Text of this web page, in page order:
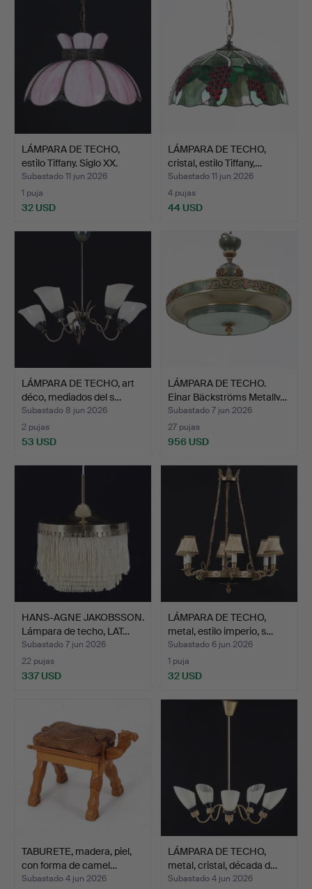
LÁMPARA DE TECHO,
estilo Tiffany. Siglo XX.
Subastado 11 jun 2026
1 puja
32 USD
LÁMPARA DE TECHO,
cristal, estilo Tiffany,…
Subastado 11 jun 2026
4 pujas
44 USD
LÁMPARA DE TECHO, art
déco, mediados del s…
Subastado 8 jun 2026
2 pujas
53 USD
LÁMPARA DE TECHO.
Einar Bäckströms Metallv…
Subastado 7 jun 2026
27 pujas
956 USD
HANS-AGNE JAKOBSSON.
Lámpara de techo, LAT…
Subastado 7 jun 2026
22 pujas
337 USD
LÁMPARA DE TECHO,
metal, estilo imperio, s…
Subastado 6 jun 2026
1 puja
32 USD
TABURETE, madera, piel,
con forma de camel…
Subastado 4 jun 2026
LÁMPARA DE TECHO,
metal, cristal, década d…
Subastado 4 jun 2026